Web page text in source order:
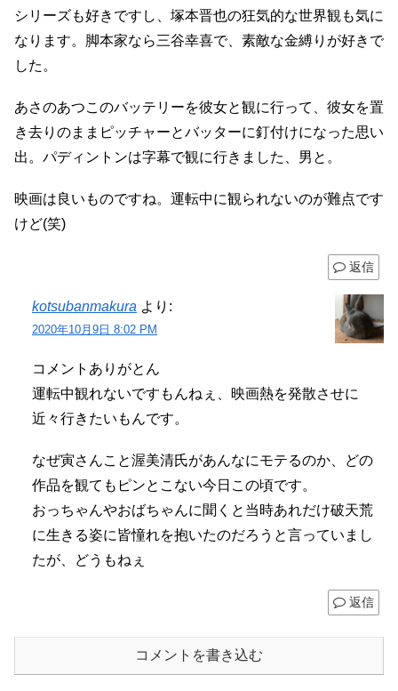
シリーズも好きですし、塚本晋也の狂気的な世界観も気に
なります。脚本家なら三谷幸喜で、素敵な金縛りが好きで
した。
あさのあつこのバッテリーを彼女と観に行って、彼女を置
き去りのままピッチャーとバッターに釘付けになった思い
出。パディントンは字幕で観に行きました、男と。
映画は良いものですね。運転中に観られないのが難点です
けど(笑)
返信
kotsubanmakura より:
2020年10月9日 8:02 PM
コメントありがとん
運転中観れないですもんねぇ、映画熱を発散させに
近々行きたいもんです。
なぜ寅さんこと渥美清氏があんなにモテるのか、どの
作品を観てもピンとこない今日この頃です。
おっちゃんやおばちゃんに聞くと当時あれだけ破天荒
に生きる姿に皆憧れを抱いたのだろうと言っていまし
たが、どうもねぇ
返信
コメントを書き込む